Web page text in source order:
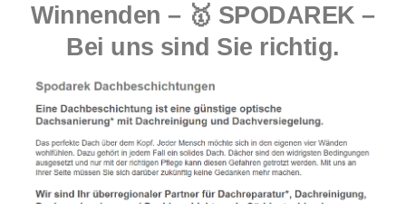
Winnenden – 🥇 SPODAREK –
Bei uns sind Sie richtig.